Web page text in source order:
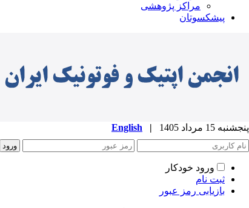
مراکز پژوهشی
پیشکسوتان
پنجشنبه 15 مرداد 1405 |
English
ورود خودکار
ثبت نام
بازیابی رمز عبور